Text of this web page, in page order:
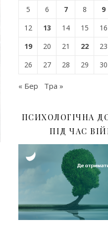
5
6 7 8 9
12
13 14 15 16
19
20 21 22 23
26
27 28 29 30
« Бер Тра »
ПСИХОЛОГІЧНА
ПІД ЧАС